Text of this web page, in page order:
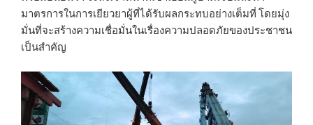
มาตรการในการเยียวยาผู้ที่ได้รับผลกระทบอย่างเต็มที่ โดยมุ่ง
มั่นที่จะสร้างความเชื่อมั่นในเรื่องความปลอดภัยของประชาชน
เป็นสำคัญ